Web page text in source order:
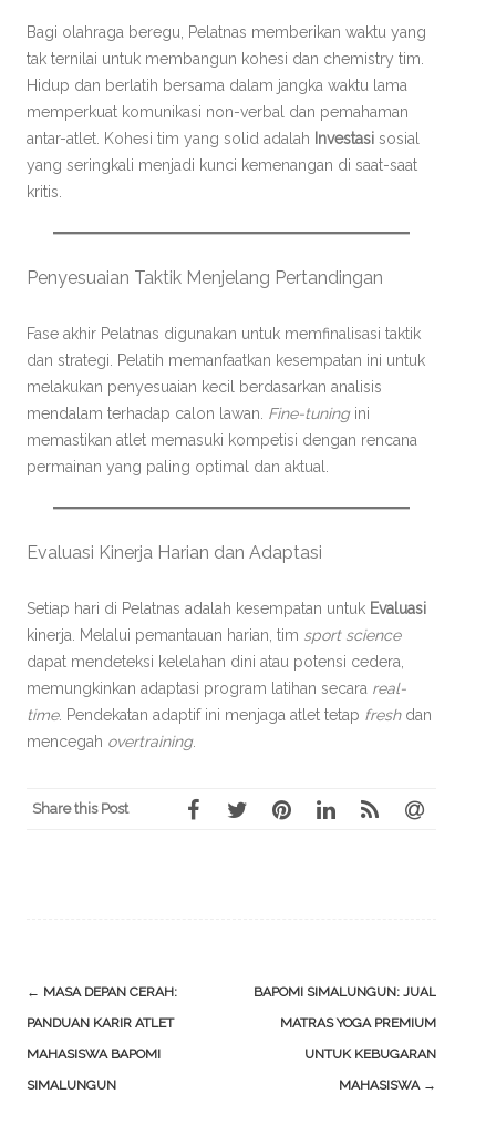
Bagi olahraga beregu, Pelatnas memberikan waktu yang
tak ternilai untuk membangun kohesi dan chemistry tim.
Hidup dan berlatih bersama dalam jangka waktu lama
memperkuat komunikasi non-verbal dan pemahaman
antar-atlet. Kohesi tim yang solid adalah Investasi sosial
yang seringkali menjadi kunci kemenangan di saat-saat
kritis.
Penyesuaian Taktik Menjelang Pertandingan
Fase akhir Pelatnas digunakan untuk memfinalisasi taktik
dan strategi. Pelatih memanfaatkan kesempatan ini untuk
melakukan penyesuaian kecil berdasarkan analisis
mendalam terhadap calon lawan. Fine-tuningini
memastikan atlet memasuki kompetisi dengan rencana
permainan yang paling optimal dan aktual.
Evaluasi Kinerja Harian dan Adaptasi
Setiap hari di Pelatnas adalah kesempatan untuk Evaluasi
kinerja. Melalui pemantauan harian, tim sport science
dapat mendeteksi kelelahan dini atau potensi cedera,
memungkinkan adaptasi program latihan secara real-
time. Pendekatan adaptif ini menjaga atlet tetap freshdan
mencegah overtraining.
Share this Post
Post
navigation
← MASA DEPAN CERAH:
PANDUAN KARIR ATLET
MAHASISWA BAPOMI
SIMALUNGUN
BAPOMI SIMALUNGUN: JUAL
MATRAS YOGA PREMIUM
UNTUK KEBUGARAN
MAHASISWA →